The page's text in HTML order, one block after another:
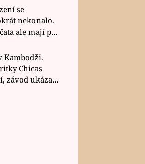
recepty
se
nekonalo.
ale mají po
nůž na krku
Kambodži.
Chicas
závod ukázal